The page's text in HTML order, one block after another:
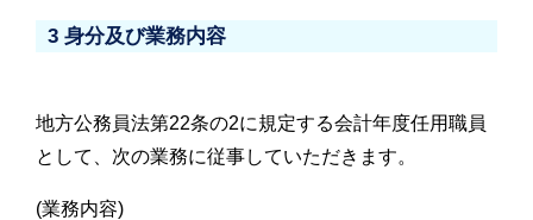
3 身分及び業務内容
地方公務員法第22条の2に規定する会計年度任用職員
として、次の業務に従事していただきます。
(業務内容)